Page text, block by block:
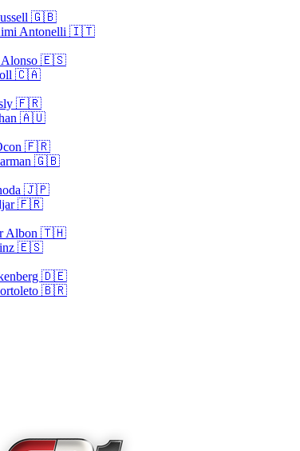
🇬🇧
Antonelli 🇮🇹
Alonso 🇪🇸
🇨🇦
🇫🇷
🇦🇺
🇫🇷
🇬🇧
🇯🇵
🇫🇷
Albon 🇹🇭
🇪🇸
🇩🇪
🇧🇷